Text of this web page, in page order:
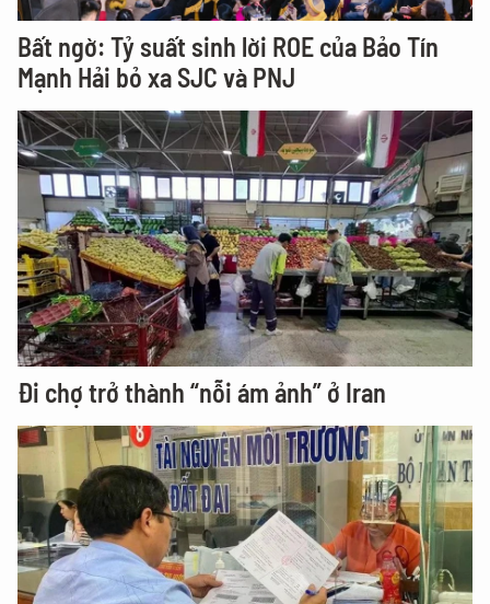
Bất ngờ: Tỷ suất sinh lời ROE của Bảo Tín
Mạnh Hải bỏ xa SJC và PNJ
Đi chợ trở thành “nỗi ám ảnh” ở Iran